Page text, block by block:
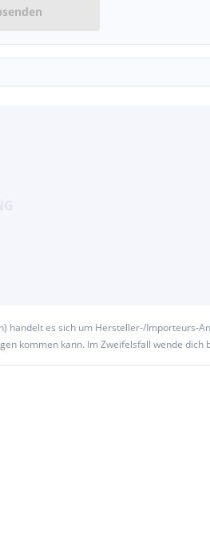
handelt es sich um Hersteller-/Importeurs-
kommen kann. Im Zweifelsfall wende dich